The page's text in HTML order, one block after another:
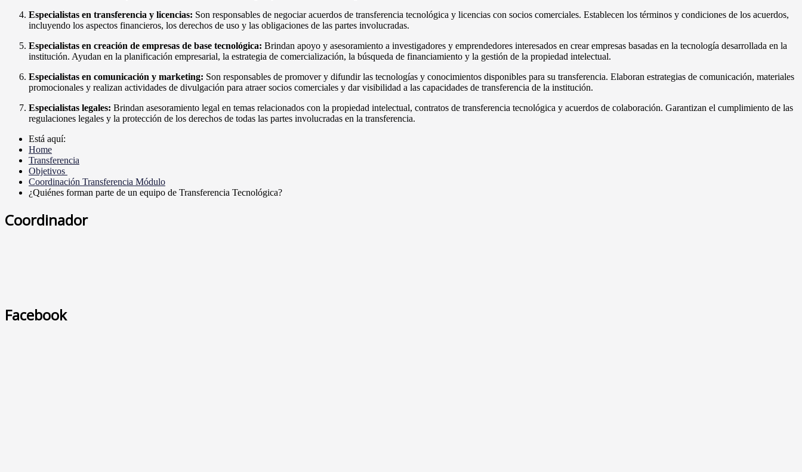
Especialistas en transferencia y licencias: Son responsables de negociar acuerdos de transferencia tecnológica y licencias con socios comerciales. Establecen los términos y condiciones de los acuerdos,
incluyendo los aspectos financieros, los derechos de uso y las obligaciones de las partes involucradas.
Especialistas en creación de empresas de base tecnológica: Brindan apoyo y asesoramiento a investigadores y emprendedores interesados en crear empresas basadas en la tecnología desarrollada en la
institución. Ayudan en la planificación empresarial, la estrategia de comercialización, la búsqueda de financiamiento y la gestión de la propiedad intelectual.
Especialistas en comunicación y marketing: Son responsables de promover y difundir las tecnologías y conocimientos disponibles para su transferencia. Elaboran estrategias de comunicación, materiales
promocionales y realizan actividades de divulgación para atraer socios comerciales y dar visibilidad a las capacidades de transferencia de la institución.
Especialistas legales: Brindan asesoramiento legal en temas relacionados con la propiedad intelectual, contratos de transferencia tecnológica y acuerdos de colaboración. Garantizan el cumplimiento de las
regulaciones legales y la protección de los derechos de todas las partes involucradas en la transferencia.
Está aquí:
Home
Transferencia
Objetivos
Coordinación Transferencia Módulo
¿Quiénes forman parte de un equipo de Transferencia Tecnológica?
Coordinador
Facebook